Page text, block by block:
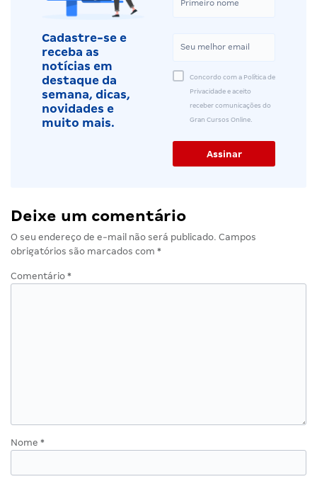
Cadastre-se e
receba as
notícias em
destaque da
semana, dicas,
novidades e
muito mais.
Concordo com a Política de
Privacidade e aceito
receber comunicações do
Gran Cursos Online.
Deixe um comentário
O seu endereço de e-mail não será publicado. Campos
obrigatórios são marcados com *
Comentário *
Nome *